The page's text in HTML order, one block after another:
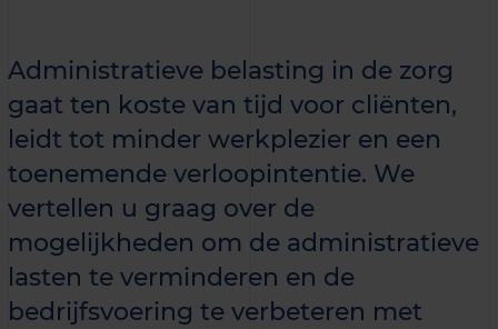
Administratieve belasting in de zorg
gaat ten koste van tijd voor cliënten,
leidt tot minder werkplezier en een
toenemende verloopintentie. We
vertellen u graag over de
mogelijkheden om de administratieve
lasten te verminderen en de
bedrijfsvoering te verbeteren met